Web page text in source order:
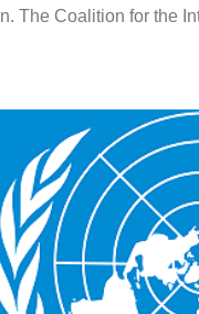
The Coalition for the